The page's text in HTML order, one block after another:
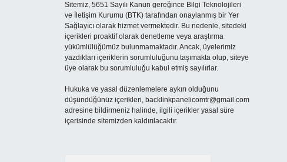
Sitemiz, 5651 Sayılı Kanun gereğince Bilgi Teknolojileri
ve İletişim Kurumu (BTK) tarafından onaylanmış bir Yer
Sağlayıcı olarak hizmet vermektedir. Bu nedenle, sitedeki
içerikleri proaktif olarak denetleme veya araştırma
yükümlülüğümüz bulunmamaktadır. Ancak, üyelerimiz
yazdıkları içeriklerin sorumluluğunu taşımakta olup, siteye
üye olarak bu sorumluluğu kabul etmiş sayılırlar.
Hukuka ve yasal düzenlemelere aykırı olduğunu
düşündüğünüz içerikleri, backlinkpanelicomtr@gmail.com
adresine bildirmeniz halinde, ilgili içerikler yasal süre
içerisinde sitemizden kaldırılacaktır.